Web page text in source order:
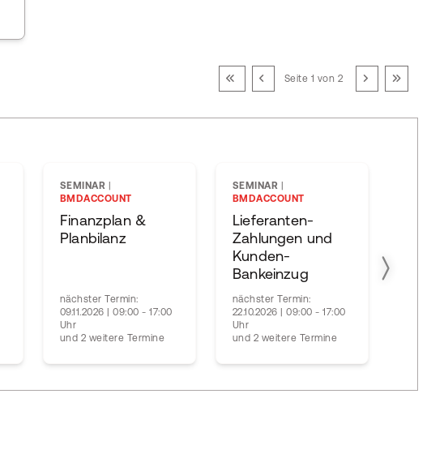
Seite 1 von 2
SEMINAR
BMDACCOUNT
Finanzplan &
Planbilanz
nächster Termin:
09.11.2026 | 09:00 - 17:00
Uhr
und 2 weitere Termine
SEMINAR
BMDACCOUNT
Lieferanten-
Zahlungen und
Kunden-
Bankeinzug
nächster Termin:
22.10.2026 | 09:00 - 17:00
Uhr
und 2 weitere Termine